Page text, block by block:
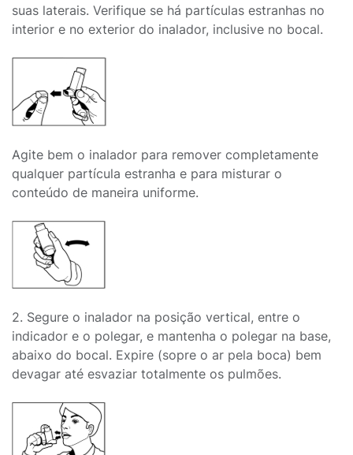
suas laterais. Verifique se há partículas estranhas no
interior e no exterior do inalador, inclusive no bocal.
Agite bem o inalador para remover completamente
qualquer partícula estranha e para misturar o
conteúdo de maneira uniforme.
2. Segure o inalador na posição vertical, entre o
indicador e o polegar, e mantenha o polegar na base,
abaixo do bocal. Expire (sopre o ar pela boca) bem
devagar até esvaziar totalmente os pulmões.